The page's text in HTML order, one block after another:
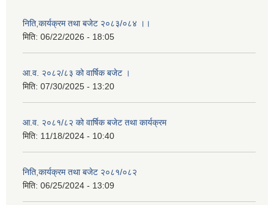
निति,कार्यक्रम तथा बजेट २०८३/०८४ ।।
मिति: 06/22/2026 - 18:05
आ.व. २०८२/८३ को वार्षिक बजेट ।
मिति: 07/30/2025 - 13:20
आ.व. २०८१/८२ को वार्षिक बजेट तथा कार्यक्रम
मिति: 11/18/2024 - 10:40
निति,कार्यक्रम तथा बजेट २०८१/०८२
मिति: 06/25/2024 - 13:09